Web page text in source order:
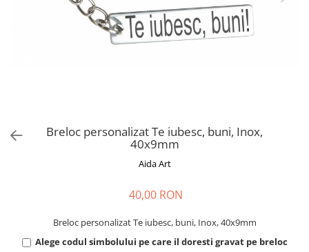
Decoratiuni Paste
Print personalizat
Semne de Carte
Articole pentru copii
Cadouri absolvire
Breloc personalizat Te iubesc, buni, Inox,
40x9mm
Aida Art
40,00 RON
Breloc personalizat Te iubesc, buni, Inox, 40x9mm
Alege codul simbolului pe care il doresti gravat pe breloc